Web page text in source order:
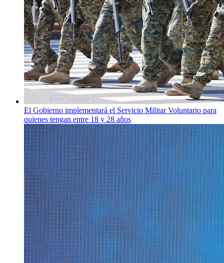
El Gobierno implementará el Servicio Militar Voluntario para
quienes tengan entre 18 y 28 años